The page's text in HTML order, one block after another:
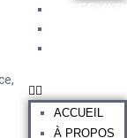
ACCUEIL
À PROPOS